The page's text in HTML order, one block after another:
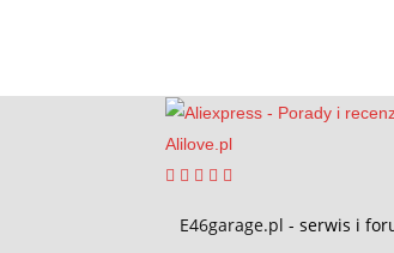
E46garage.pl - serwis i